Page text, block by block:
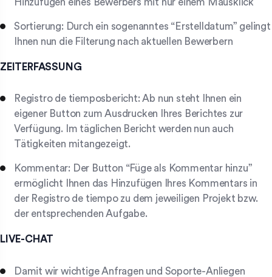
Sortierung: Durch ein sogenanntes “Erstelldatum” gelingt
Ihnen nun die Filterung nach aktuellen Bewerbern
ZEITERFASSUNG
Registro de tiemposbericht: Ab nun steht Ihnen ein
eigener Button zum Ausdrucken Ihres Berichtes zur
Verfügung. Im täglichen Bericht werden nun auch
Tätigkeiten mitangezeigt.
Kommentar: Der Button “Füge als Kommentar hinzu”
ermöglicht Ihnen das Hinzufügen Ihres Kommentars in
der Registro de tiempo zu dem jeweiligen Projekt bzw.
der entsprechenden Aufgabe.
LIVE-CHAT
Damit wir wichtige Anfragen und Soporte-Anliegen